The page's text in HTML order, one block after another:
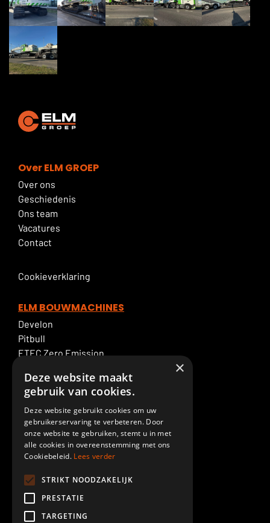
Over ELM GROEP
Over ons
Geschiedenis
Ons team
Vacatures
Contact
Cookieverklaring
ELM BOUWMACHINES
Develon
Pitbull
ETEC Zero Emission
ELM Service
ELM SPECIALTIES
Giekaanpassingen
Demolition
Cabineverhoging
Piling
Spuiterij
Custom made
×
Deze website maakt
gebruik van cookies.
Deze website gebruikt cookies om uw
gebruikerservaring te verbeteren. Door
onze website te gebruiken, stemt u in met
alle cookies in overeenstemming met ons
Cookiebeleid. Lees verder
STRIKT NOODZAKELIJK
PRESTATIE
TARGETING